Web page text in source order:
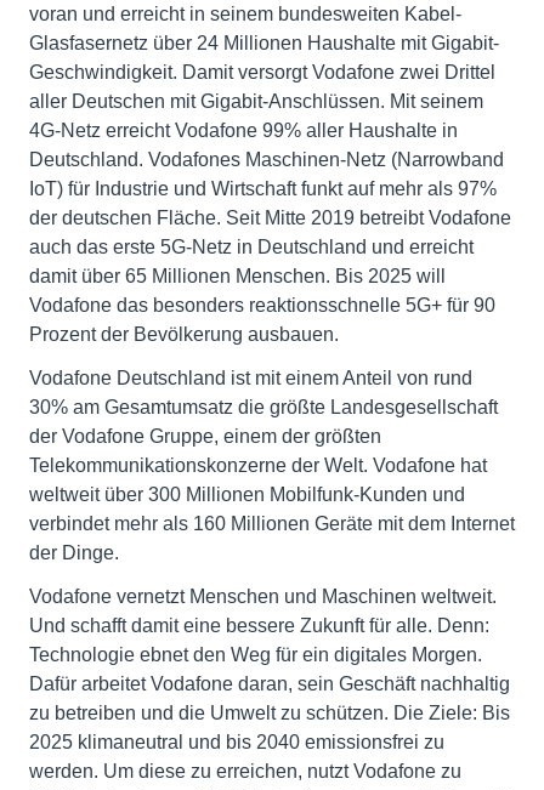
voran und erreicht in seinem bundesweiten Kabel-
Glasfasernetz über 24 Millionen Haushalte mit Gigabit-
Geschwindigkeit. Damit versorgt Vodafone zwei Drittel
aller Deutschen mit Gigabit-Anschlüssen. Mit seinem
4G-Netz erreicht Vodafone 99% aller Haushalte in
Deutschland. Vodafones Maschinen-Netz (Narrowband
IoT) für Industrie und Wirtschaft funkt auf mehr als 97%
der deutschen Fläche. Seit Mitte 2019 betreibt Vodafone
auch das erste 5G-Netz in Deutschland und erreicht
damit über 65 Millionen Menschen. Bis 2025 will
Vodafone das besonders reaktionsschnelle 5G+ für 90
Prozent der Bevölkerung ausbauen.
Vodafone Deutschland ist mit einem Anteil von rund
30% am Gesamtumsatz die größte Landesgesellschaft
der Vodafone Gruppe, einem der größten
Telekommunikationskonzerne der Welt. Vodafone hat
weltweit über 300 Millionen Mobilfunk-Kunden und
verbindet mehr als 160 Millionen Geräte mit dem Internet
der Dinge.
Vodafone vernetzt Menschen und Maschinen weltweit.
Und schafft damit eine bessere Zukunft für alle. Denn:
Technologie ebnet den Weg für ein digitales Morgen.
Dafür arbeitet Vodafone daran, sein Geschäft nachhaltig
zu betreiben und die Umwelt zu schützen. Die Ziele: Bis
2025 klimaneutral und bis 2040 emissionsfrei zu
werden. Um diese zu erreichen, nutzt Vodafone zu